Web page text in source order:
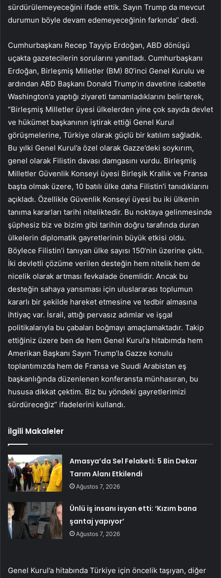
sürdürülemeyeceğini ifade ettik. Sayın Trump da mevcut
durumun böyle devam edemeyeceğinin farkında” dedi.
Cumhurbaşkanı Recep Tayyip Erdoğan, ABD dönüşü
uçakta gazetecilerin sorularını yanıtladı. Cumhurbaşkanı
Erdoğan, Birleşmiş Milletler (BM) 80’inci Genel Kurulu ve
ardından ABD Başkanı Donald Trump’ın davetine icabetle
Washington’a yaptığı ziyareti tamamladıklarını belirterek,
“Birleşmiş Milletler üyesi ülkelerden yine çok sayıda devlet
ve hükümet başkanının iştirak ettiği Genel Kurul
görüşmelerine, Türkiye olarak güçlü bir katılım sağladık.
Bu yılki Genel Kurul’a özel olarak Gazze’deki soykırım,
genel olarak Filistin davası damgasını vurdu. Birleşmiş
Milletler Güvenlik Konseyi üyesi Birleşik Krallık ve Fransa
başta olmak üzere, 10 batılı ülke daha Filistin’i tanıdıklarını
açıkladı. Özellikle Güvenlik Konseyi üyesi bu iki ülkenin
tanıma kararları tarihi niteliktedir. Bu noktaya gelinmesinde
şüphesiz biz ve bizim gibi tarihin doğru tarafında duran
ülkelerin diplomatik gayretlerinin büyük etkisi oldu.
Böylece Filistin’i tanıyan ülke sayısı 150’nin üzerine çıktı.
İki devletli çözüme verilen desteğin hem nitelik hem de
nicelik olarak artması fevkalade önemlidir. Ancak bu
desteğin sahaya yansıması için uluslararası toplumun
kararlı bir şekilde hareket etmesine ve tedbir almasına
ihtiyaç var. İsrail, attığı pervasız adımlar ve işgal
politikalarıyla bu çabaları boğmayı amaçlamaktadır. Takip
ettiğiniz üzere ben de hem Genel Kurul’a hitabımda hem
Amerikan Başkanı Sayın Trump’la Gazze konulu
toplantımızda hem de Fransa ve Suudi Arabistan eş
başkanlığında düzenlenen konferansta münhasıran, bu
hususa dikkat çektim. Biz bu yöndeki gayretlerimizi
sürdüreceğiz” ifadelerini kullandı.
İlgili Makaleler
Amasya’da Sel Felaketi: 5 Bin Dekar
Tarım Alanı Etkilendi
Ağustos 7, 2026
Ünlü iş insanı isyan etti: ‘Kızım bana
şantaj yapıyor’
Ağustos 7, 2026
Genel Kurul’a hitabında Türkiye için öncelik taşıyan, diğer